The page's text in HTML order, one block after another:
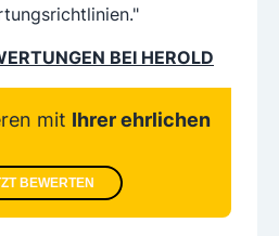
BEI HEROLD
mit Ihrer ehrlichen
BEWERTEN